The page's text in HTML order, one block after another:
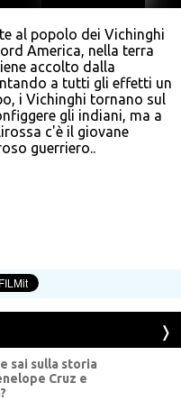
al popolo dei Vichinghi
America, nella terra
accolto dalla
a tutti gli effetti un
i Vichinghi tornano sul
gli indiani, ma a
c'è il giovane
guerriero..
sai sulla storia
Cruz e